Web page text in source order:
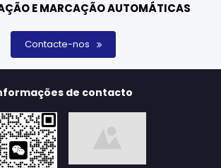
E MARCAÇÃO AUTOMÁTICAS
Contacte-nos
de contacto